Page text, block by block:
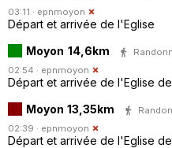
03:11 · epnmoyon
Départ et arrivée de l'Eglise
Moyon 14,6km
02:54 · epnmoyon
Départ et arrivée de l'Eglise
Moyon 13,35km
02:39 · epnmoyon
Départ et arrivée de l'Eglise